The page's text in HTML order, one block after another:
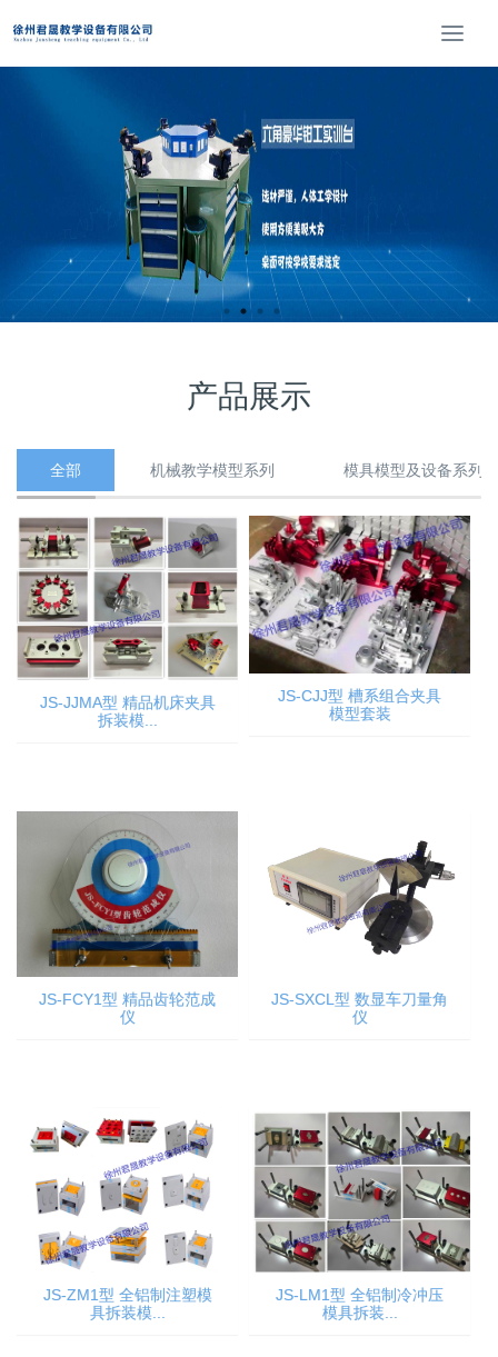
T
o
i
g
t
产品展示
全部 机械教学模型系列 模具模型及设备系列
JS-JJMA型 精品机床夹具
拆装模...
JS-CJJ型 槽系组合夹具
模型套装
JS-FCY1型 精品齿轮范成
仪
JS-SXCL型 数显车刀量角
仪
JS-ZM1型 全铝制注塑模
具拆装模...
JS-LM1型 全铝制冷冲压
模具拆装...